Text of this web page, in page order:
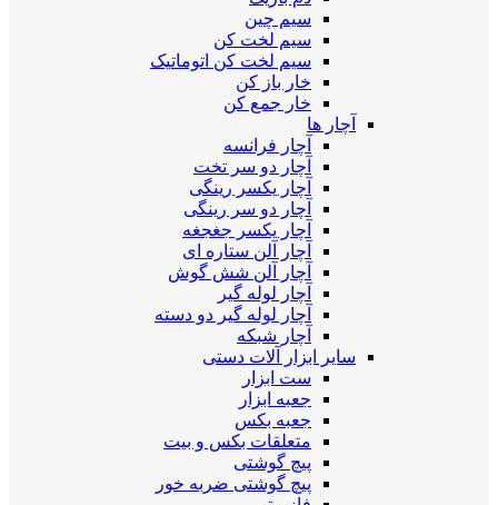
سیم چین
سیم لخت کن
سیم لخت کن اتوماتیک
خار باز کن
خار جمع کن
آچار ها
آچار فرانسه
آچار دو سر تخت
آچار یکسر رینگی
آچار دو سر رینگی
آچار یکسر جغجغه
آچار آلن ستاره ای
آچار آلن شش گوش
آچار لوله گیر
آچار لوله گیر دو دسته
آچار شبکه
سایر ابزار آلات دستی
ست ابزار
جعبه ابزار
جعبه بکس
متعلقات بکس و بیت
پیچ گوشتی
پیچ گوشتی ضربه خور